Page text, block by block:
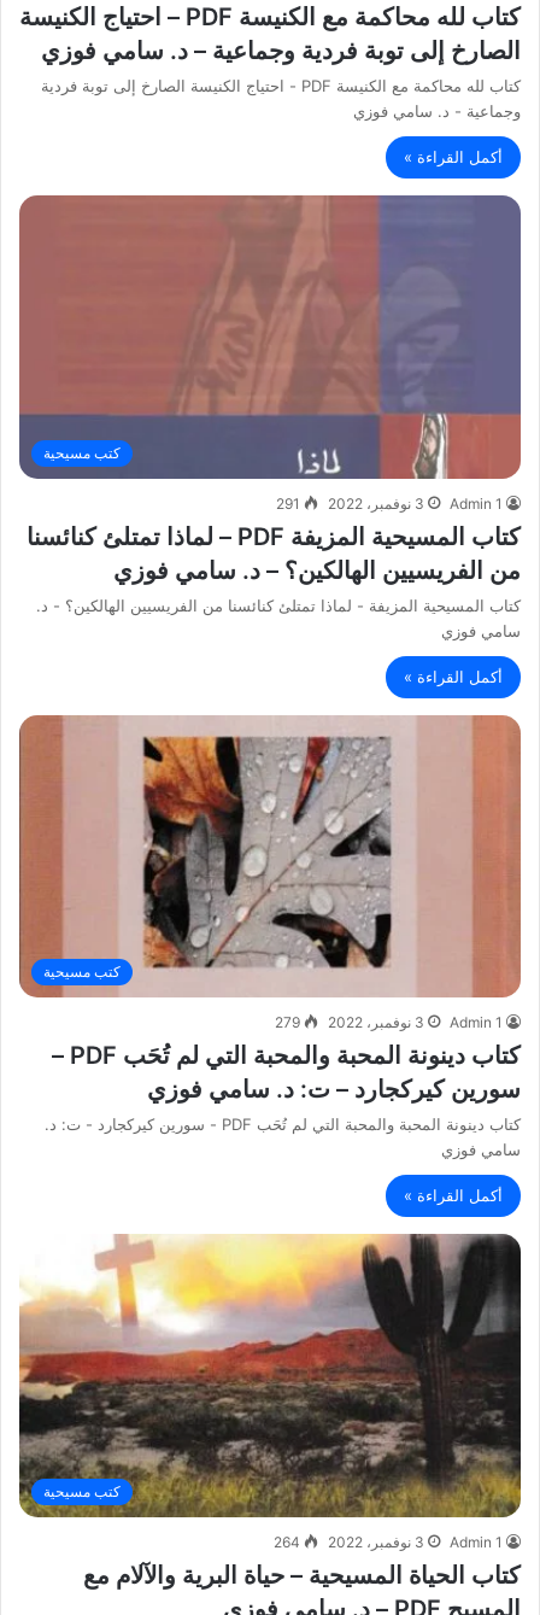
كتاب لله محاكمة مع الكنيسة PDF – احتياج الكنيسة
الصارخ إلى توبة فردية وجماعية – د. سامي فوزي
كتاب لله محاكمة مع الكنيسة PDF - احتياج الكنيسة الصارخ إلى توبة فردية
وجماعية - د. سامي فوزي
أكمل القراءة »
كتب مسيحية
Admin 1 3 نوفمبر، 2022 291
كتاب المسيحية المزيفة PDF – لماذا تمتلئ كنائسنا
من الفريسيين الهالكين؟ – د. سامي فوزي
كتاب المسيحية المزيفة - لماذا تمتلئ كنائسنا من الفريسيين الهالكين؟ - د.
سامي فوزي
أكمل القراءة »
كتب مسيحية
Admin 1 3 نوفمبر، 2022 279
كتاب دينونة المحبة والمحبة التي لم تُحَب PDF –
سورين كيركجارد – ت: د. سامي فوزي
كتاب دينونة المحبة والمحبة التي لم تُحَب PDF - سورين كيركجارد - ت: د.
سامي فوزي
أكمل القراءة »
كتب مسيحية
Admin 1 3 نوفمبر، 2022 264
كتاب الحياة المسيحية – حياة البرية والآلام مع
المسيح PDF – د. سامي فوزي